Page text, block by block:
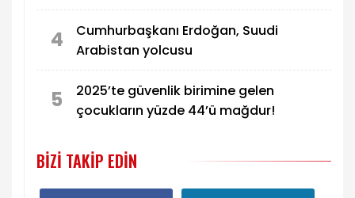
4
Cumhurbaşkanı Erdoğan, Suudi
Arabistan yolcusu
5
2025’te güvenlik birimine gelen
çocukların yüzde 44’ü mağdur!
BIZI TAKIP EDIN